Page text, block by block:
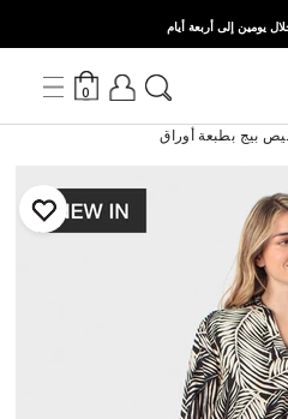
يومين إلى أربعة أيام
0
بيج بطبعة أوراق